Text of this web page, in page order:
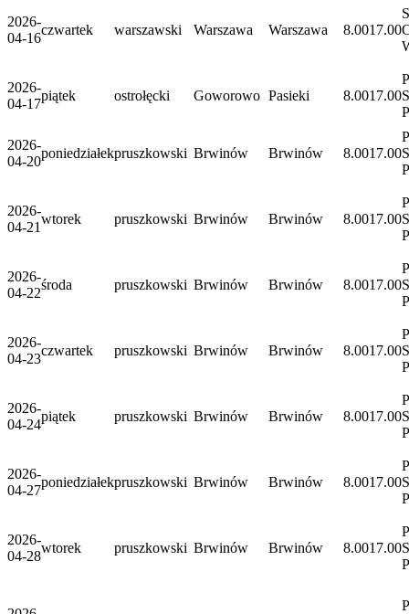
2026-
04-16
czwartek warszawski Warszawa Warszawa 8.0017.00
2026-
04-17
piątek ostrołęcki Goworowo Pasieki 8.0017.00
2026-
04-20
poniedziałekpruszkowski Brwinów Brwinów 8.0017.00
2026-
04-21
wtorek pruszkowski Brwinów Brwinów 8.0017.00
2026-
04-22
środa pruszkowski Brwinów Brwinów 8.0017.00
2026-
04-23
czwartek pruszkowski Brwinów Brwinów 8.0017.00
2026-
04-24
piątek pruszkowski Brwinów Brwinów 8.0017.00
2026-
04-27
poniedziałekpruszkowski Brwinów Brwinów 8.0017.00
2026-
04-28
wtorek pruszkowski Brwinów Brwinów 8.0017.00